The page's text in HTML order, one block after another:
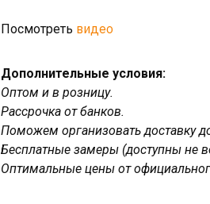
Посмотреть видео
Дополнительные условия:
Оптом и в розницу.
Рассрочка от банков.
Поможем организовать доставку
Бесплатные замеры (доступны не
Оптимальные цены от